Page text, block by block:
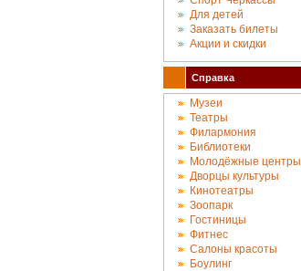
Для детей
Заказать билеты
Акции и скидки
Справка
Музеи
Театры
Филармония
Библиотеки
Молодёжные центры
Дворцы культуры
Кинотеатры
Зоопарк
Гостиницы
Фитнес
Салоны красоты
Боулинг